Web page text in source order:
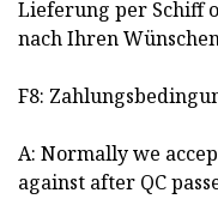
Lieferung per Schiff
nach Ihren
F8:
A: Normally we
against after QC